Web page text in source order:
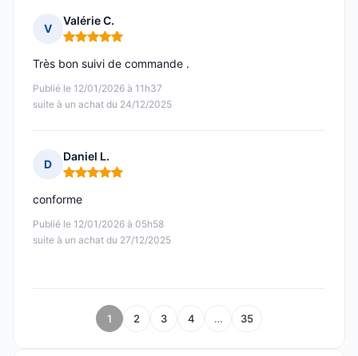
V
Valérie C.
Note : 5 sur 5
Publié le 12/01/2026 à 11h37
suite à un achat du 24/12/2025
Très bon suivi de commande .
D
Daniel L.
Note : 5 sur 5
Publié le 12/01/2026 à 05h58
suite à un achat du 27/12/2025
conforme
1 2 3 4 … 35